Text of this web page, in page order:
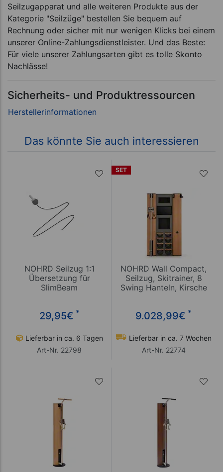
Seilzugapparat und alle weiteren Produkte aus der
Kategorie "Seilzüge" bestellen Sie bequem auf
Rechnung oder sicher mit nur wenigen Klicks bei einem
unserer Online-Zahlungsdienstleister. Und das Beste:
Für viele unserer Zahlungsarten gibt es tolle Skonto
Nachlässe!
Sicherheits- und Produktressourcen
Das könnte Sie auch interessieren
NOHRD Seilzug 1:1
Übersetzung für
SlimBeam
29,95€ *
Lieferbar in ca. 6 Tagen
Art-Nr. 22798
SET
NOHRD Wall Compact,
Seilzug, Skitrainer, 8
Swing Hanteln, Kirsche
9.028,99€ *
Lieferbar in ca. 7 Wochen
Art-Nr. 22774